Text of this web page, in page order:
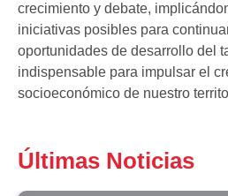
crecimiento y debate,
iniciativas posibles para
oportunidades de desarrollo del
indispensable para impulsar el
socioeconómico de nuestro
Últimas Noticias